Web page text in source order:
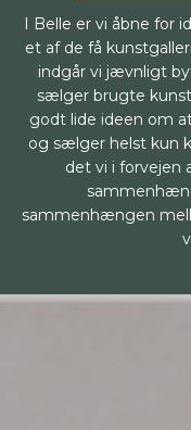
I Belle er vi åbne for
et af de få
indgår vi jævnligt
sælger brugte
godt lide ideen om
og sælger helst kun
det vi i forvejen
sammenhængen